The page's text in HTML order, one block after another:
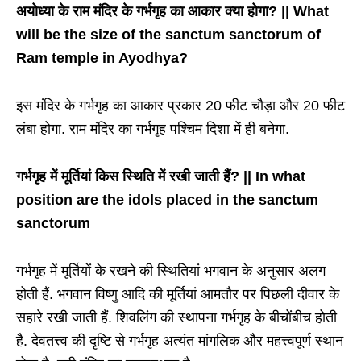
अयोध्या के राम मंदिर के गर्भगृह का आकार क्या होगा? || What
will be the size of the sanctum sanctorum of
Ram temple in Ayodhya?
इस मंदिर के गर्भगृह का आकार प्रकार 20 फीट चौड़ा और 20 फीट
लंबा होगा. राम मंदिर का गर्भगृह पश्चिम दिशा में ही बनेगा.
गर्भगृह में मूर्तियां किस स्थिति में रखी जाती हैं? || In what
position are the idols placed in the sanctum
sanctorum
गर्भगृह में मूर्तियों के रखने की स्थितियां भगवान के अनुसार अलग
होती हैं. भगवान विष्णु आदि की मूर्तियां आमतौर पर पिछली दीवार के
सहारे रखी जाती हैं. शिवलिंग की स्थापना गर्भगृह के बीचोंबीच होती
है. देवतत्त्व की दृष्टि से गर्भगृह अत्यंत मांगलिक और महत्त्वपूर्ण स्थान